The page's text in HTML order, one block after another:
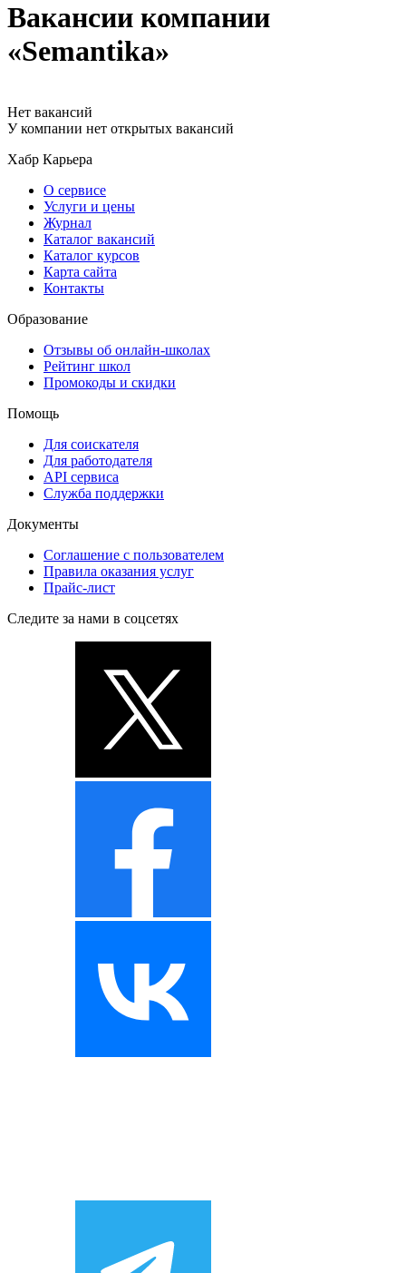
Вакансии компании
«Semantika»
Нет вакансий
У компании нет открытых вакансий
Хабр Карьера
О сервисе
Услуги и цены
Журнал
Каталог вакансий
Каталог курсов
Карта сайта
Контакты
Образование
Отзывы об онлайн-школах
Рейтинг школ
Промокоды и скидки
Помощь
Для соискателя
Для работодателя
API сервиса
Служба поддержки
Документы
Соглашение с пользователем
Правила оказания услуг
Прайс-лист
Следите за нами в соцсетях